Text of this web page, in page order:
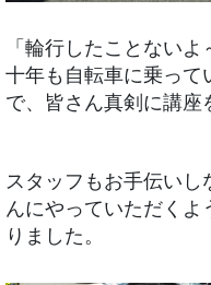
「輪行したことない
十年も自転車に乗って
で、皆さん真剣に講座
スタッフもお手伝いし
んにやっていただく
りました。